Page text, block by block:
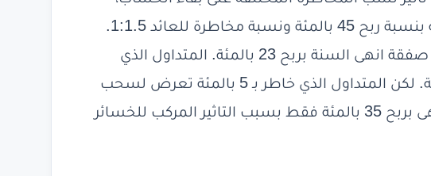
استخدمت سلسلة من 1000 صفقة بنسبة ربح 45 بالمئة ونسبة مخاطرة للعائد 1:1.5.
المتداول الذي يخاطر بـ 1 بالمئة لكل صفقة انهى السنة بربح 23 بالمئة. المتداول الذي
يخاطر بـ 2 بالمئة انهى بربح 52 بالمئة. لكن المتداول الذي خاطر بـ 5 بالمئة تعرض لسحب
وصل الى 45 بالمئة خلال السنة وانهى بربح 35 بالمئة فقط بسبب التاثير المركب للخسائر